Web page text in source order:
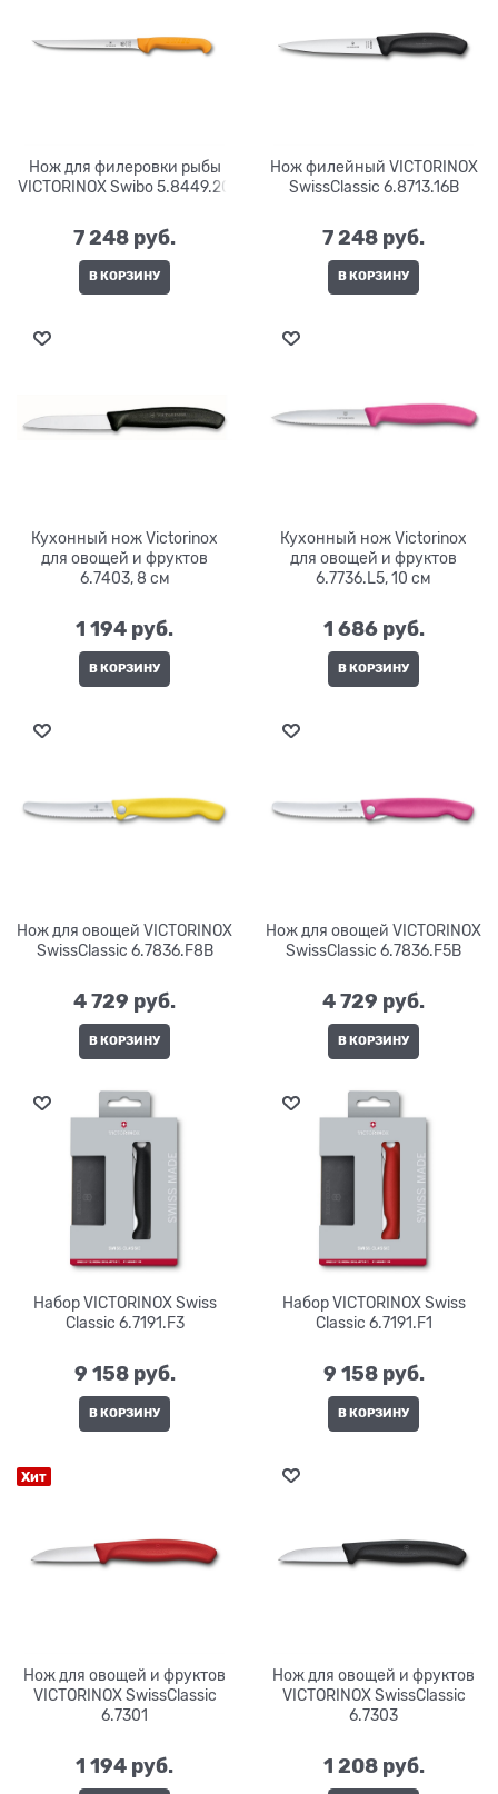
Нож для филеровки рыбы
VICTORINOX Swibo 5.8449.20
7 248 руб.
В КОРЗИНУ
Нож филейный VICTORINOX
SwissClassic 6.8713.16B
7 248 руб.
В КОРЗИНУ
Кухонный нож Victorinox
для овощей и фруктов
6.7403, 8 см
1 194 руб.
В КОРЗИНУ
Кухонный нож Victorinox
для овощей и фруктов
6.7736.L5, 10 см
1 686 руб.
В КОРЗИНУ
Нож для овощей VICTORINOX
SwissClassic 6.7836.F8B
4 729 руб.
В КОРЗИНУ
Нож для овощей VICTORINOX
SwissClassic 6.7836.F5B
4 729 руб.
В КОРЗИНУ
Набор VICTORINOX Swiss
Classic 6.7191.F3
9 158 руб.
В КОРЗИНУ
Набор VICTORINOX Swiss
Classic 6.7191.F1
9 158 руб.
В КОРЗИНУ
Хит
Нож для овощей и фруктов
VICTORINOX SwissClassic
6.7301
1 194 руб.
Нож для овощей и фруктов
VICTORINOX SwissClassic
6.7303
1 208 руб.